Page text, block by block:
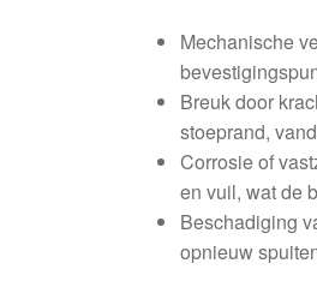
Mechanische
Breuk door
stoeprand,
Corrosie of
en vuil, wat de
Beschadiging
opnieuw